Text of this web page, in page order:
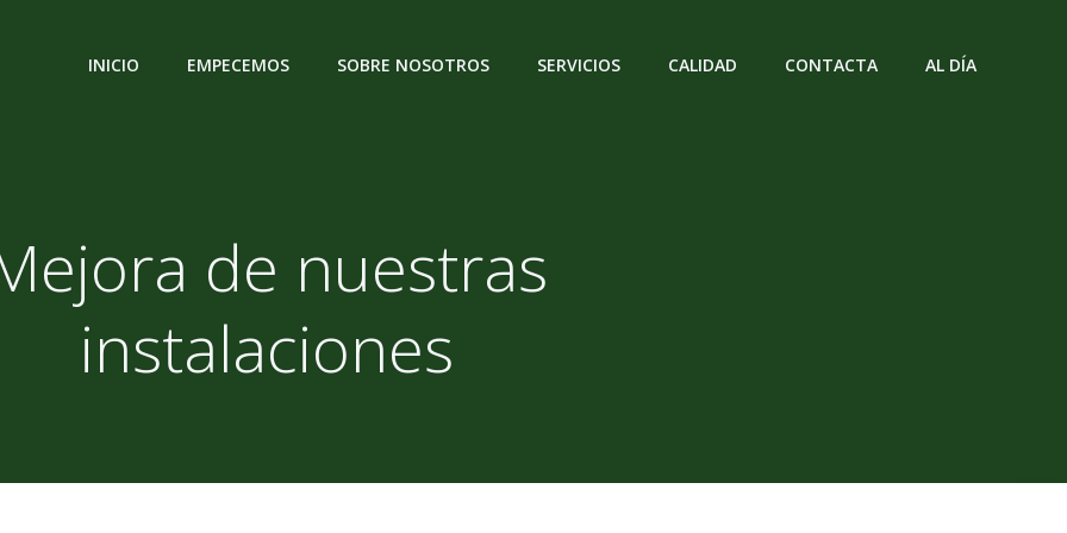
INICIO EMPECEMOS SOBRE NOSOTROS SERVICIOS CALIDAD CONTACTA AL DÍA
de nuestras
instalaciones